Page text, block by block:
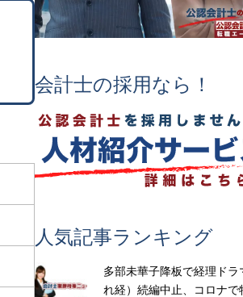
会計士の採用なら！
人気記事ランキング
多部未華子降板で経理ドラ
れ経）続編中止、コロナで